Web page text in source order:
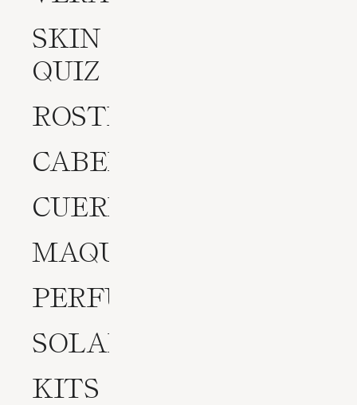
SKIN
QUIZ
ROSTRO
CABELLO
CUERPO
MAQUILLAJE
PERFUMES
SOLARES
KITS